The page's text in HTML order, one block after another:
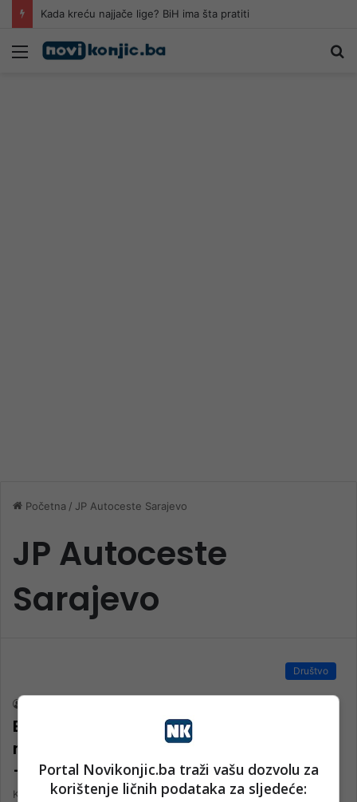
Kada kreću najjače lige? BiH ima šta pratiti
Meni
Početna / JP Autoceste Sarajevo
JP Autoceste
Sarajevo
Društvo
Eksproprijacija zemljišta koje se nalazi
na trasi Koridora Vc, Ovčari, tunel Prenj
– Mostar sjever
Kada će se krenuti u proces eksproprijacije, mora li se zemljište
Portal Novikonjic.ba traži vašu dozvolu za
korištenje ličnih podataka za sljedeće: